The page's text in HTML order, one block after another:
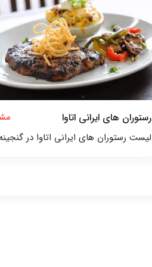
رستوران های ایرانی اتاوا
لیست رستوران های ایرانی اتاوا در